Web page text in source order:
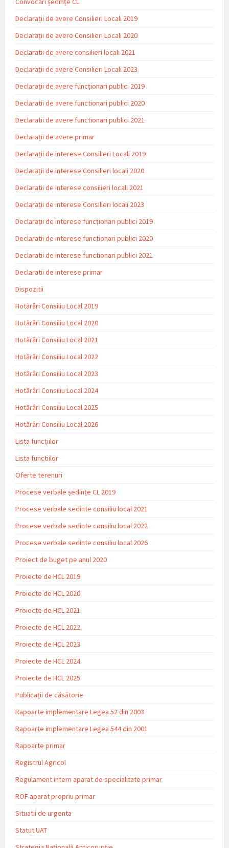
Declarații de avere Consilieri Locali 2019
Declarații de avere Consilieri Locali 2020
Declaratii de avere consilieri locali 2021
Declarații de avere Consilieri Locali 2023
Declarații de avere funcționari publici 2019
Declaratii de avere functionari publici 2020
Declaratii de avere functionari publici 2021
Declarații de avere primar
Declarații de interese Consilieri Locali 2019
Declarații de interese Consilieri locali 2020
Declaratii de interese consilieri locali 2021
Declarații de interese Consilieri locali 2023
Declarații de interese funcționari publici 2019
Declaratii de interese functionari publici 2020
Declaratii de interese functionari publici 2021
Declaratii de interese primar
Dispozitii
Hotărâri Consiliu Local 2019
Hotărâri Consiliu Local 2020
Hotărâri Consiliu Local 2021
Hotărâri Consiliu Local 2022
Hotărâri Consiliu Local 2023
Hotărâri Consiliu Local 2024
Hotărâri Consiliu Local 2025
Hotărâri Consiliu Local 2026
Lista funcțiilor
Lista functiilor
Oferte terenuri
Procese verbale ședințe CL 2019
Procese verbale sedinte consiliu local 2021
Procese verbale sedinte consiliu local 2022
Procese verbale sedinte consiliu local 2026
Proiect de buget pe anul 2020
Proiecte de HCL 2019
Proiecte de HCL 2020
Proiecte de HCL 2021
Proiecte de HCL 2022
Proiecte de HCL 2023
Proiecte de HCL 2024
Proiecte de HCL 2025
Publicații de căsătorie
Rapoarte implementare Legea 52 din 2003
Rapoarte implementare Legea 544 din 2001
Rapoarte primar
Registrul Agricol
Regulament intern aparat de specialitate primar
ROF aparat propriu primar
Situatii de urgenta
Statut UAT